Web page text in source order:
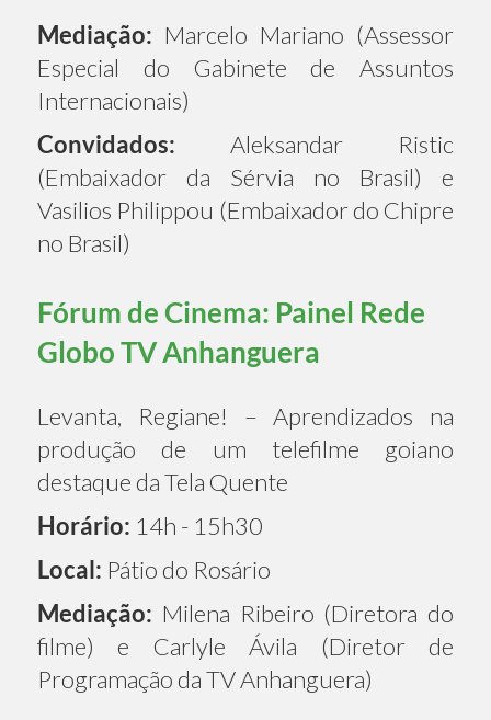
Mediação: Marcelo Mariano (Assessor
Especial do Gabinete de Assuntos
Internacionais)
Convidados: Aleksandar Ristic
(Embaixador da Sérvia no Brasil) e
Vasilios Philippou (Embaixador do Chipre
no Brasil)
Fórum de Cinema: Painel Rede
Globo TV Anhanguera
Levanta, Regiane! – Aprendizados na
produção de um telefilme goiano
destaque da Tela Quente
Horário: 14h - 15h30
Local: Pátio do Rosário
Mediação: Milena Ribeiro (Diretora do
filme) e Carlyle Ávila (Diretor de
Programação da TV Anhanguera)